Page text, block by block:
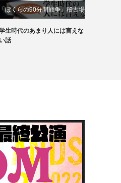
「ぼくらの90分間戦争」稽古場
動画
生時代のあまり人には言えな
い話